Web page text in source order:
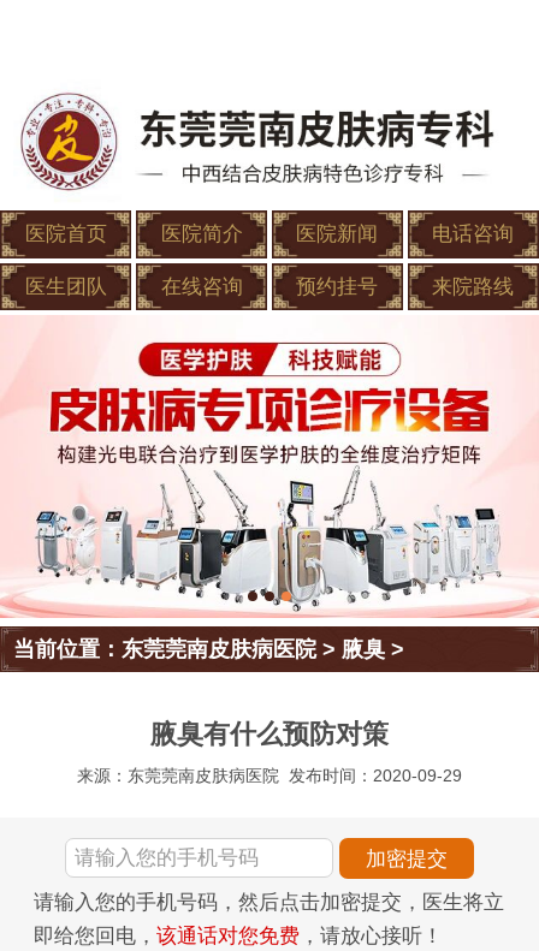
医院首页 医院简介 医院新闻 电话咨询
医生团队 在线咨询 预约挂号 来院路线
当前位置：东莞莞南皮肤病医院> 腋臭 >
腋臭有什么预防对策
来源：东莞莞南皮肤病医院 发布时间：2020-09-29
请输入您的手机号码，然后点击加密提交，医生将立
即给您回电， 该通话对您免费 ，请放心接听！